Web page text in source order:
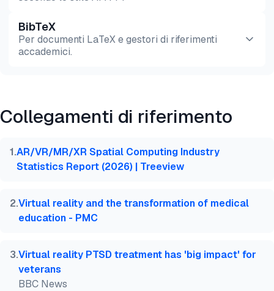
Anteprima
BibTeX
Per documenti LaTeX e gestori di riferimenti
accademici.
@misc{dilmegani2026,
title  = {{Tipi di Realtà Virtuale e Casi
  month  = aug,
}
Collegamenti di riferimento
1.AR/VR/MR/XR Spatial Computing Industry
Statistics Report (2026) | Treeview
2.Virtual reality and the transformation of medical
education - PMC
3.Virtual reality PTSD treatment has 'big impact' for
veterans
BBC News